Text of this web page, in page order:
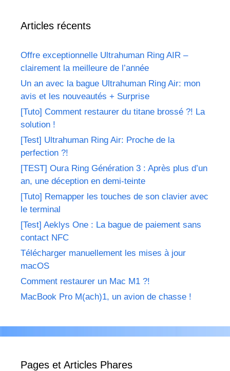
Articles récents
Offre exceptionnelle Ultrahuman Ring AIR –
clairement la meilleure de l’année
Un an avec la bague Ultrahuman Ring Air: mon
avis et les nouveautés + Surprise
[Tuto] Comment restaurer du titane brossé ?! La
solution !
[Test] Ultrahuman Ring Air: Proche de la
perfection ?!
[TEST] Oura Ring Génération 3 : Après plus d’un
an, une déception en demi-teinte
[Tuto] Remapper les touches de son clavier avec
le terminal
[Test] Aeklys One : La bague de paiement sans
contact NFC
Télécharger manuellement les mises à jour
macOS
Comment restaurer un Mac M1 ?!
MacBook Pro M(ach)1, un avion de chasse !
Pages et Articles Phares